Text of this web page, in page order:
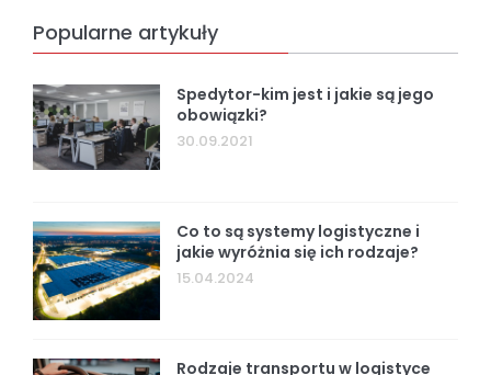
Popularne artykuły
Spedytor-kim jest i jakie są jego
obowiązki?
30.09.2021
Co to są systemy logistyczne i
jakie wyróżnia się ich rodzaje?
15.04.2024
Rodzaje transportu w logistyce